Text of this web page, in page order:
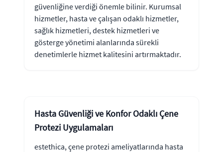
güvenliğine verdiği önemle bilinir. Kurumsal
hizmetler, hasta ve çalışan odaklı hizmetler,
sağlık hizmetleri, destek hizmetleri ve
gösterge yönetimi alanlarında sürekli
denetimlerle hizmet kalitesini artırmaktadır.
Hasta Güvenliği ve Konfor Odaklı Çene
Protezi Uygulamaları
estethica, çene protezi ameliyatlarında hasta